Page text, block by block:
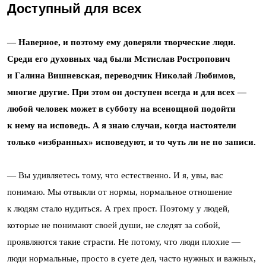
Доступный для всех
— Наверное, и поэтому ему доверяли творческие люди.
Среди его духовных чад были Мстислав Ростропович
и Галина Вишневская, переводчик Николай Любимов,
многие другие. При этом он доступен всегда и для всех —
любой человек может в субботу на всенощной подойти
к нему на исповедь. А я знаю случаи, когда настоятели
только «избранных» исповедуют, и то чуть ли не по записи.
— Вы удивляетесь тому, что естественно. И я, увы, вас
понимаю. Мы отвыкли от нормы, нормальное отношение
к людям стало нудиться. А грех прост. Поэтому у людей,
которые не понимают своей души, не следят за собой,
проявляются такие страсти. Не потому, что люди плохие —
люди нормальные, просто в суете дел, часто нужных и важных,